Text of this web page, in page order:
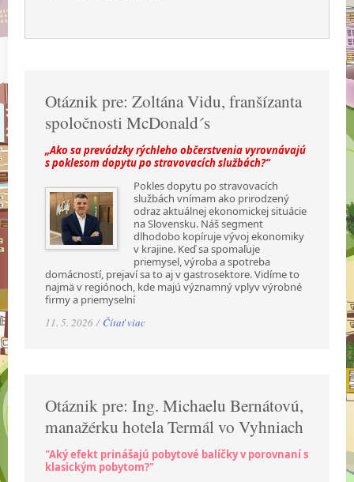
Otáznik pre: Zoltána Vidu, franšízanta
spoločnosti McDonald´s
„Ako sa prevádzky rýchleho občerstvenia vyrovnávajú
s poklesom dopytu po stravovacích službách?“
Pokles dopytu po stravovacích
službách vnímam ako prirodzený
odraz aktuálnej ekonomickej situácie
na Slovensku. Náš segment
dlhodobo kopíruje vývoj ekonomiky
v krajine. Keď sa spomaľuje
priemysel, výroba a spotreba
domácností, prejaví sa to aj v gastrosektore. Vidíme to
najmä v regiónoch, kde majú významný vplyv výrobné
firmy a priemyselní
11. 5. 2026 / Čítať viac
Otáznik pre: Ing. Michaelu Bernátovú,
manažérku hotela Termál vo Vyhniach
"Aký efekt prinášajú pobytové balíčky v porovnaní s
klasickým pobytom?"